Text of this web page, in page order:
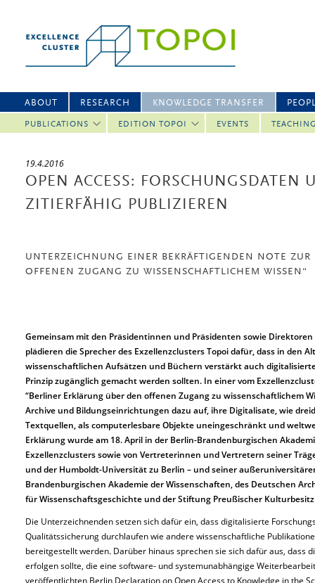
ABOUT RESEARCH KNOWLEDGE TRANSFER
PUBLICATIONS EDITION TOPOI EVENTS
19.4.2016
OPEN ACCESS: FORSCHUNGSDATEN
ZITIERFÄHIG PUBLIZIEREN
UNTERZEICHNUNG EINER BEKRÄFTIGENDEN NOTE ZUR
OFFENEN ZUGANG ZU WISSENSCHAFTLICHEM WISSEN“
Gemeinsam mit den Präsidentinnen und Präsidenten sowie
plädieren die Sprecher des Exzellenzclusters Topoi dafür, dass in den
wissenschaftlichen Aufsätzen und Büchern verstärkt auch
Prinzip zugänglich gemacht werden sollten. In einer vom
“Berliner Erklärung über den offenen Zugang zu wissenschaftlichem
Archive und Bildungseinrichtungen dazu auf, ihre Digitalisate, wie
Textquellen, als computerlesbare Objekte uneingeschränkt und
Erklärung wurde am 18. April in der Berlin-Brandenburgischen
Exzellenzclusters sowie von Vertreterinnen und Vertretern seiner
und der Humboldt-Universität zu Berlin – und seiner
Brandenburgischen Akademie der Wissenschaften, des Deutschen
für Wissenschaftsgeschichte und der Stiftung Preußischer
Die Unterzeichnenden setzen sich dafür ein, dass digitalisierte
Qualitätssicherung durchlaufen wie andere wissenschaftliche
bereitgestellt werden. Darüber hinaus sprechen sie sich dafür aus, dass
erfolgen sollte, die eine software- und systemunabhängige
veröffentlichten Berlin Declaration on Open Access to Knowledge in the